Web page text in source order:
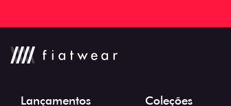
Lançamentos Coleções